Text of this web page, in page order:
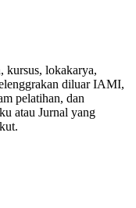
kursus, lokakarya,
diluar IAMI,
pelatihan, dan
atau Jurnal yang